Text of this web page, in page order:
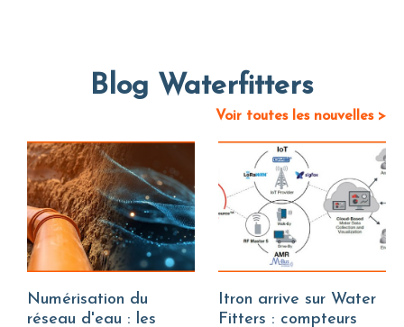
Blog Waterfitters
Voir toutes les nouvelles >
Numérisation du
réseau d'eau : les
Itron arrive sur Water
Fitters : compteurs